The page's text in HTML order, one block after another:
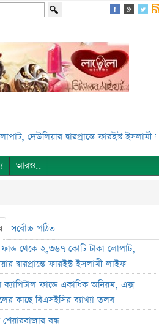
দ্বারপ্রান্তে ফারইস্ট ইসলামী লাইফ***
আরও..
সর্বোচ্চ পঠিত
থেকে ২,৩৬৭ কোটি টাকা লোপাট,
দ্বারপ্রান্তে ফারইস্ট ইসলামী লাইফ
ক্যাপিটাল ফান্ডে একাধিক অনিয়ম, এক্স
কাছে বিএসইসির ব্যাখ্যা তলব
বন্ধ